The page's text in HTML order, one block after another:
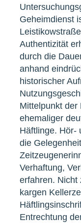
Geheimdienst
Authentizität
durch die
anhand
historischer
Mittelpunkt der
ehemaliger
Häftlinge. Hör-
die
Verhaftung,
erfahren. Nicht
kargen
Entrechtung